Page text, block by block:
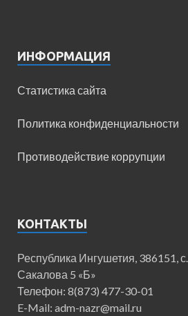
ИНФОРМАЦИЯ
Статистика сайта
Политика конфиденциальности
Противодействие коррупции
КОНТАКТЫ
Республика Ингушетия, 386151,
Сакалова 5 «Б»
Телефон: 8(873) 477-30-01
E-Mail: adm-nazr@mail.ru